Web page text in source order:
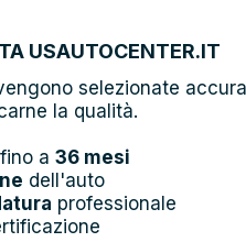
USAUTOCENTER.IT
selezionate
la qualità.
a 36 mesi
dell'auto
professionale